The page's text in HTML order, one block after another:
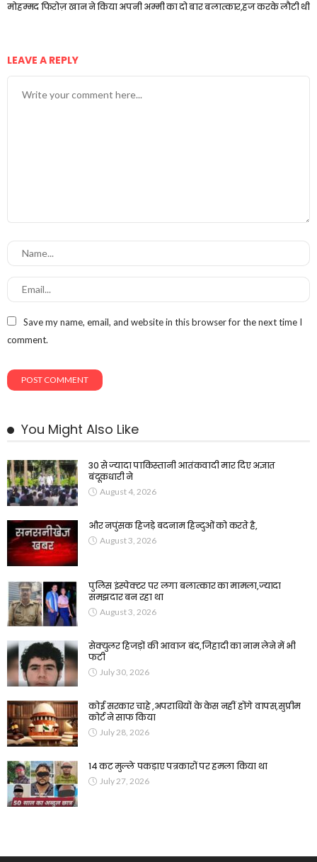
मोहम्मद फिरोज़ खान ने किया अपनी अम्मी का दो बार बलात्कार,हज करके लौटी थी
LEAVE A REPLY
Save my name, email, and website in this browser for the next time I
comment.
You Might Also Like
30 से ज्यादा पाकिस्तानी आतंकवादी मार दिए अज्ञात
बंदूकधारी ने
August 4, 2026
और नपुंसक हिजड़े बदनाम हिन्दुओं को करते है,
August 3, 2026
पुलिस इंस्पेक्टर पर लगा बलात्कार का मामला,ज्यादा
समझदार बन रहा था
August 3, 2026
सेक्युलर हिजड़ों की आवाज बंद,जिहादी का नाम लेने में भी
फटी
July 30, 2026
कोई सरकार चाहे ,अपराधियों के केस नहीं होंगे वापस,सुप्रीम
कोर्ट ने साफ किया
July 28, 2026
14 कट मुल्ले पकड़ाए पत्रकारों पर हमला किया था
July 27, 2026